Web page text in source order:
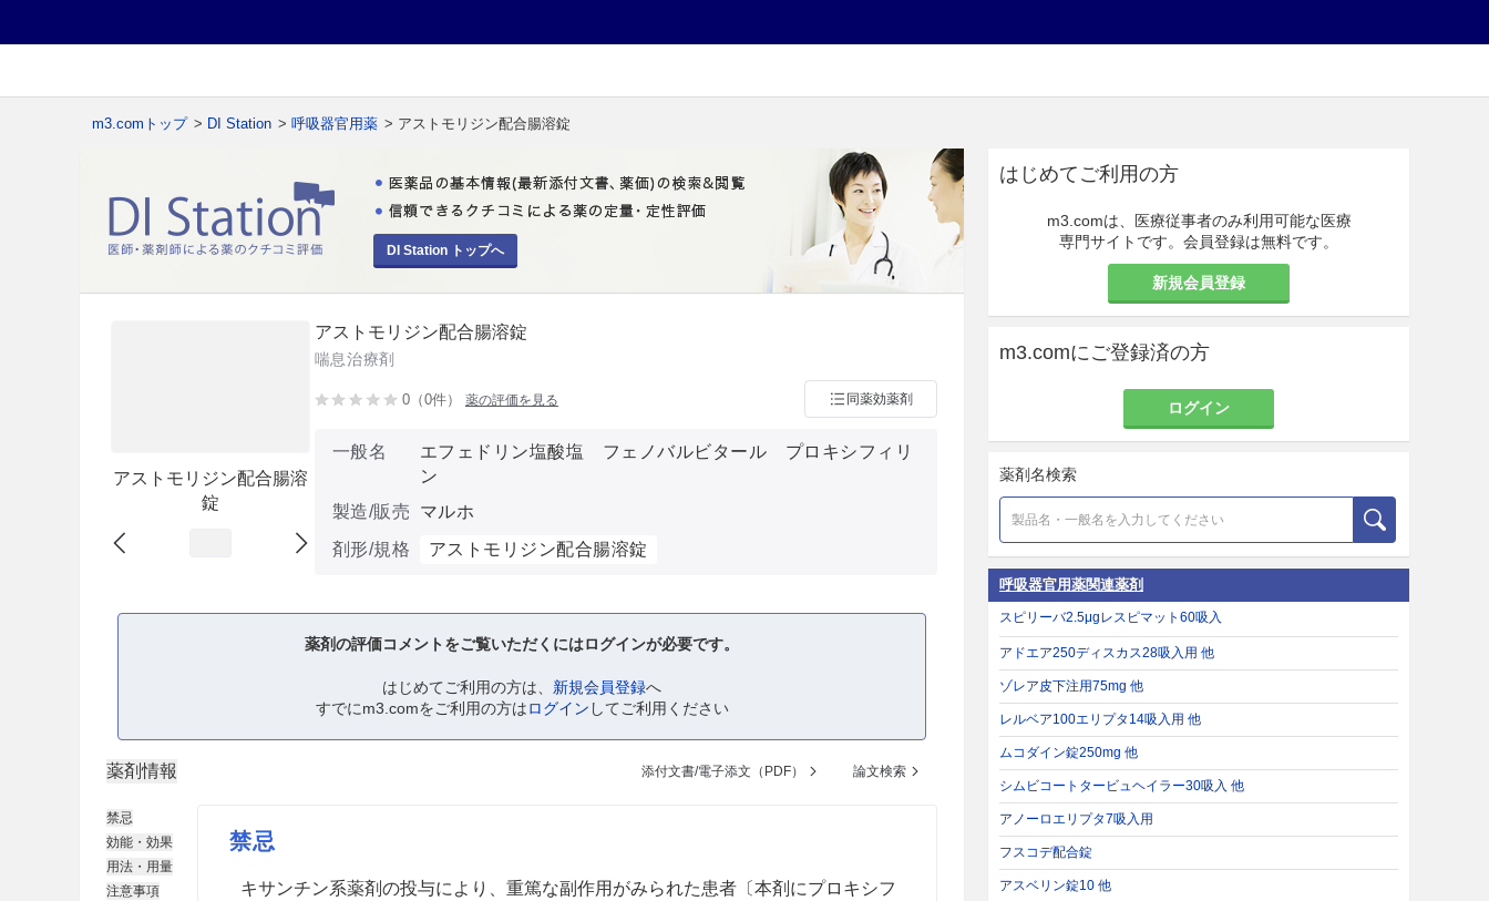
m3.comトップ > DI Station > 呼吸器官用薬 > アストモリジン配合腸溶錠
DI Station トップへ
アストモリジン配合腸溶
錠
アストモリジン配合腸溶錠
喘息治療剤
0（0件） 薬の評価を見る 同薬効薬剤
一般名
エフェドリン塩酸塩 フェノバルビタール プロキシフィリ
ン
製造/販売
マルホ
剤形/規格
アストモリジン配合腸溶錠
薬剤の評価コメントをご覧いただくにはログインが必要です。
はじめてご利用の方は、 新規会員登録へ
すでにm3.comをご利用の方はログイン してご利用ください
薬剤情報 添付文書/電子添文（PDF） 論文検索
禁忌
効能・効果
用法・用量
注意事項
禁忌
キサンチン系薬剤の投与により、重篤な副作用がみられた患者〔本剤にプロキシフ
はじめてご利用の方
m3.comは、医療従事者のみ利用可能な医療
専門サイトです。会員登録は無料です。
新規会員登録
m3.comにご登録済の方
ログイン
薬剤名検索
呼吸器官用薬関連薬剤
スピリーバ2.5μgレスピマット60吸入
アドエア250ディスカス28吸入用 他
ゾレア皮下注用75mg 他
レルベア100エリプタ14吸入用 他
ムコダイン錠250mg 他
シムビコートタービュヘイラー30吸入 他
アノーロエリプタ7吸入用
フスコデ配合錠
アスベリン錠10 他